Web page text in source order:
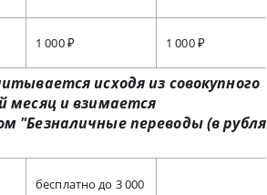
1 000 ₽ 1 000 ₽
исходя из совокупного
месяц и взимается
"Безналичные переводы (в рублях
бесплатно до 3 000